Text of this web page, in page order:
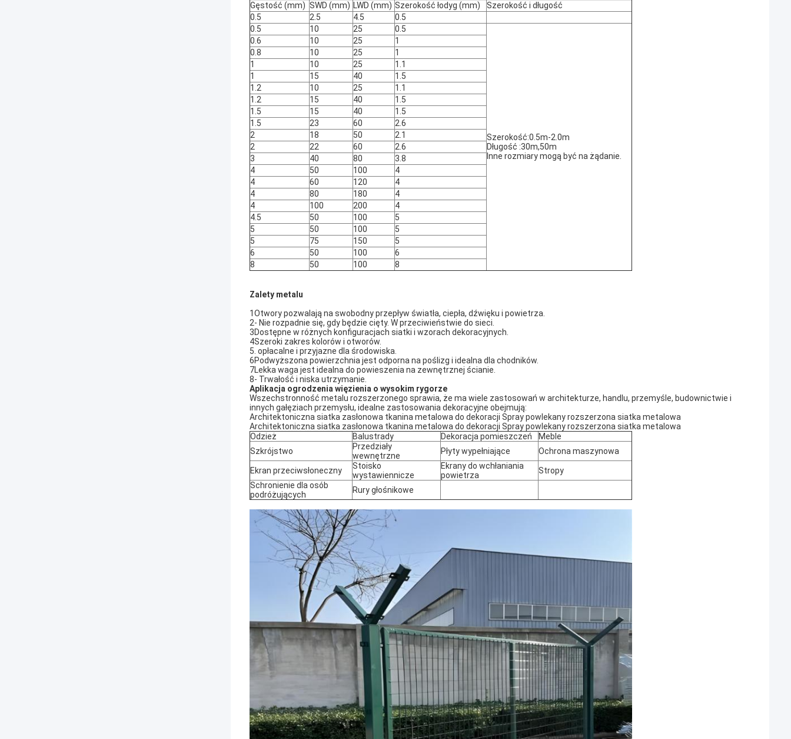
Gęstość (mm) SWD (mm) LWD (mm) Szerokość łodyg (mm)
Szerokość i długość
0.5
2.5 4.5
0.5
0.5
10 25 0.5
Szerokość:0.5m-2.0m
Długość :30m,50m
Inne rozmiary mogą być na żądanie.
0.6 10 25
1
0.8
10 25
1
1
10 25
1.1
1
15 40
1.5
1.2
10 25
1.1
1.2
15 40
1.5
1.5
15 40
1.5
1.5
23 60
2.6
2
18 50
2.1
2
22 60
2.6
3
40 80
3.8
4
50 100
4
4
60 120
4
4
80 180
4
4
100 200
4
4.5
50 100
5
5
50 100
5
5
75 150
5
6
50 100
6
8
50 100 8
Zalety metalu
1Otwory pozwalają na swobodny przepływ światła, ciepła, dźwięku i powietrza.
2- Nie rozpadnie się, gdy będzie cięty. W przeciwieństwie do sieci.
3Dostępne w różnych konfiguracjach siatki i wzorach dekoracyjnych.
4Szeroki zakres kolorów i otworów.
5. opłacalne i przyjazne dla środowiska.
6Podwyższona powierzchnia jest odporna na poślizg i idealna dla chodników.
7Lekka waga jest idealna do powieszenia na zewnętrznej ścianie.
8- Trwałość i niska utrzymanie.
Aplikacja ogrodzenia więzienia o wysokim rygorze
Wszechstronność metalu rozszerzonego sprawia, że ma wiele zastosowań w architekturze, handlu, przemyśle, budownictwie i
innych gałęziach przemysłu, idealne zastosowania dekoracyjne obejmują:
Architektoniczna siatka zasłonowa tkanina metalowa do dekoracji Spray powlekany rozszerzona siatka metalowa
Architektoniczna siatka zasłonowa tkanina metalowa do dekoracji Spray powlekany rozszerzona siatka metalowa
Odzież
Balustrady Dekoracja pomieszczeń
Meble
Szkrójstwo
Przedziały
wewnętrzne
Płyty wypełniające Ochrona maszynowa
Ekran przeciwsłoneczny
Stoisko
wystawiennicze
Ekrany do wchłaniania
powietrza
Stropy
Schronienie dla osób
podróżujących
Rury głośnikowe